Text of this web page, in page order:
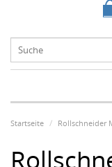
Startseite Rollschneider